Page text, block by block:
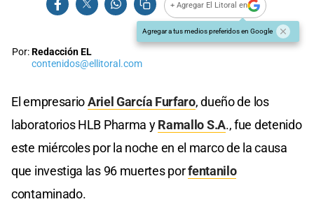
+ Agregar El Litoral en
Agregar a tus medios preferidos en Google
Por:Redacción EL
contenidos@ellitoral.com
El empresarioAriel García Furfaro, dueño de los
laboratorios HLB Pharma yRamallo S.A., fue detenido
este miércoles por la noche en el marco de la causa
que investiga las 96 muertes porfentanilo
contaminado.